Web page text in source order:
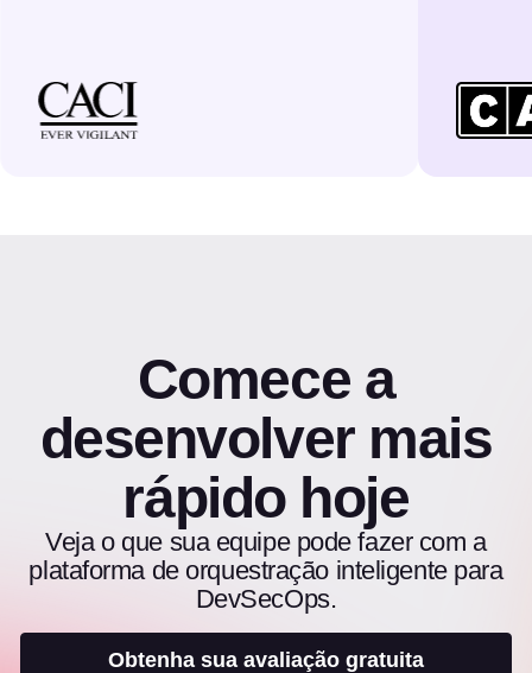
Comece a
desenvolver mais
rápido hoje
Veja o que sua equipe pode fazer com a
plataforma de orquestração inteligente para
DevSecOps.
Obtenha sua avaliação gratuita